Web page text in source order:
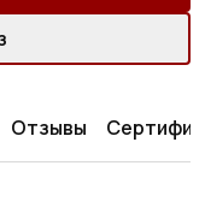
Отзывы